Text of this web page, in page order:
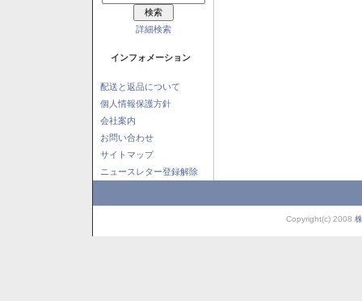
詳細検索
インフォメーション
配送と返品について
個人情報保護方針
会社案内
お問い合わせ
サイトマップ
ニュースレター登録解除
Copyright(c) 2008